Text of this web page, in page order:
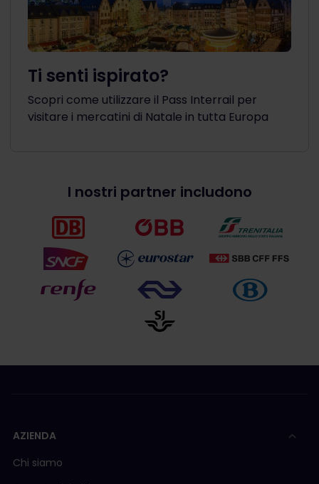
Ti senti ispirato?
Scopri come utilizzare il Pass Interrail per
visitare i mercatini di Natale in tutta Europa
I nostri partner includono
AZIENDA
Chi siamo